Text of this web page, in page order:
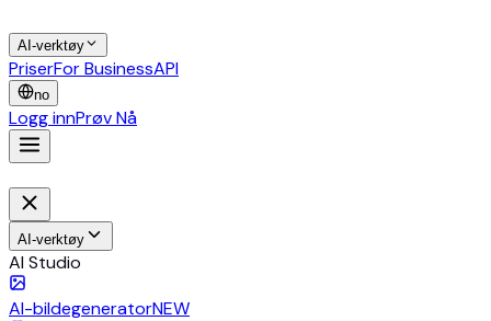
AI-verktøy
PriserFor BusinessAPI
no
Logg innPrøv Nå
AI-verktøy
AI Studio
AI-bildegeneratorNEW